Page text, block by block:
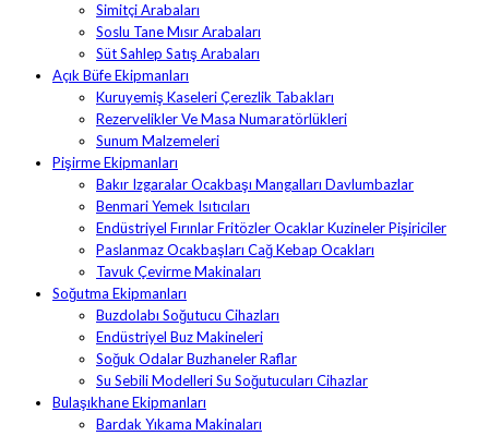
Simitçi Arabaları
Soslu Tane Mısır Arabaları
Süt Sahlep Satış Arabaları
Açık Büfe Ekipmanları
Kuruyemiş Kaseleri Çerezlik Tabakları
Rezervelikler Ve Masa Numaratörlükleri
Sunum Malzemeleri
Pişirme Ekipmanları
Bakır Izgaralar Ocakbaşı Mangalları Davlumbazlar
Benmari Yemek Isıtıcıları
Endüstriyel Fırınlar Fritözler Ocaklar Kuzineler Pişiriciler
Paslanmaz Ocakbaşları Cağ Kebap Ocakları
Tavuk Çevirme Makinaları
Soğutma Ekipmanları
Buzdolabı Soğutucu Cihazları
Endüstriyel Buz Makineleri
Soğuk Odalar Buzhaneler Raflar
Su Sebili Modelleri Su Soğutucuları Cihazlar
Bulaşıkhane Ekipmanları
Bardak Yıkama Makinaları